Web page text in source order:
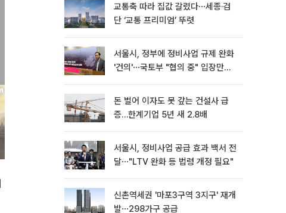
교통축 따라 집값 갈렸다⋯세종·검
단 ‘교통 프리미엄’ 뚜렷
서울시, 정부에 정비사업 규제 완화
'건의'⋯국토부 "협의 중" 입장만
돈 벌어 이자도 못 갚는 건설사 급
증…한계기업 5년 새 2.8배
서울시, 정비사업 공급 효과 백서 전
달⋯"LTV 완화 등 법령 개정 필요"
신촌역세권 '마포3구역 3지구' 재개
발⋯298가구 공급